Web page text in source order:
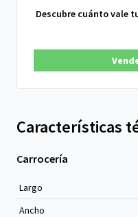
Descubre cuánto vale
Características
Carrocería
Largo
Ancho